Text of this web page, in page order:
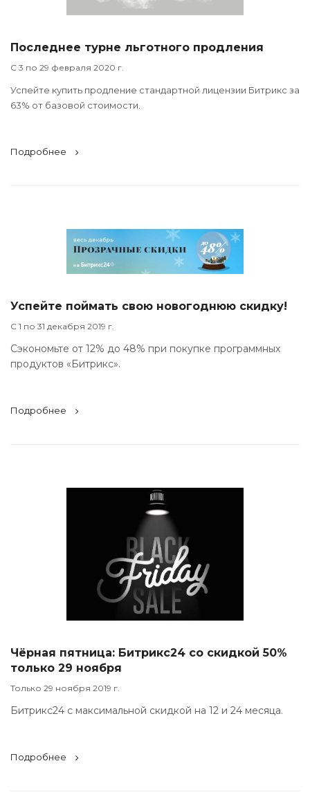
Последнее турне льготного продления
С 3 по 29 февраля 2020 г.
Успейте купить продление стандартной лицензии Битрикс за
63% от базовой стоимости.
Подробнее
Успейте поймать свою новогоднюю скидку!
С 1 по 31 декабря 2019 г.
Сэкономьте от 12% до 48% при покупке программных
продуктов «Битрикс».
Подробнее
Чёрная пятница: Битрикс24 со скидкой 50%
только 29 ноября
Только 29 ноября 2019 г.
Битрикс24 с максимальной скидкой на 12 и 24 месяца.
Подробнее